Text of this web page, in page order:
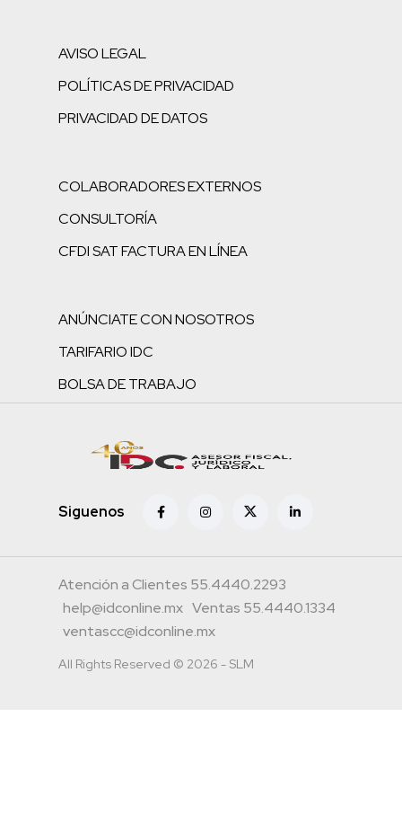
AVISO LEGAL
POLÍTICAS DE PRIVACIDAD
PRIVACIDAD DE DATOS
COLABORADORES EXTERNOS
CONSULTORÍA
CFDI SAT FACTURA EN LÍNEA
ANÚNCIATE CON NOSOTROS
TARIFARIO IDC
BOLSA DE TRABAJO
Siguenos
Atención a Clientes 55.4440.2293
help@idconline.mx Ventas 55.4440.1334
ventascc@idconline.mx
All Rights Reserved © 2026 - SLM